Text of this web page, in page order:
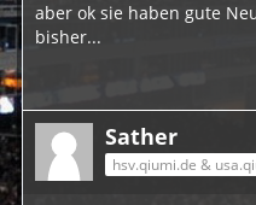
aber ok sie haben gute
bisher...
Sather